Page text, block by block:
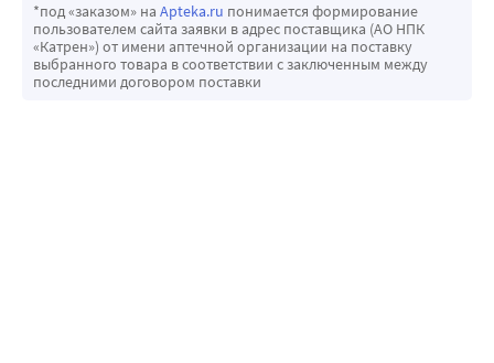
*под «заказом» на Apteka.ru понимается формирование
пользователем сайта заявки в адрес поставщика (АО НПК
«Катрен») от имени аптечной организации на поставку
выбранного товара в соответствии с заключенным между
последними договором поставки